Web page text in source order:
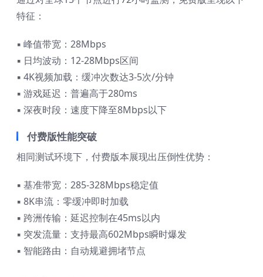
特征：
▪ 峰值带宽：28Mbps
▪ 日均波动：12-28Mbps区间
▪ 4K视频加载：缓冲次数达3-5次/分钟
▪ 游戏延迟：普遍高于280ms
▪ 深夜时段：速度下降至8Mbps以下
付费版性能突破
相同测试环境下，付费版本展现出压倒性优势：
▪ 基准带宽：285-328Mbps稳定值
▪ 8K串流：零缓冲即时加载
▪ 跨洲传输：延迟控制在45ms以内
▪ 突发流量：支持最高602Mbps瞬时爆发
▪ 智能路由：自动规避拥堵节点